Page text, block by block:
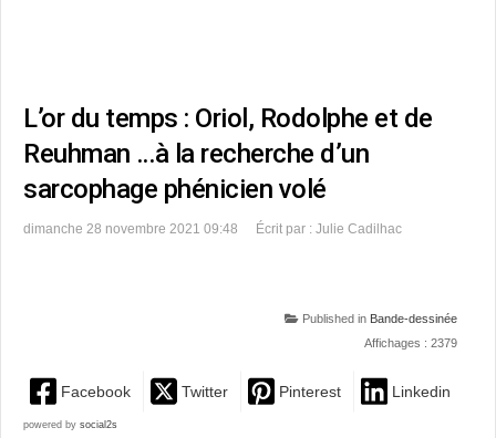
L’or du temps : Oriol, Rodolphe et de
Reuhman …à la recherche d’un
sarcophage phénicien volé
dimanche 28 novembre 2021 09:48 Écrit par : Julie Cadilhac
Published in Bande-dessinée
Affichages : 2379
Facebook Twitter Pinterest Linkedin
powered by social2s